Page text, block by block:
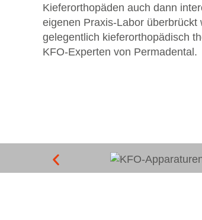
Kieferorthopäden auch dann
eigenen Praxis-Labor
gelegentlich kieferorthopädisch
KFO-Experten von Permadental.